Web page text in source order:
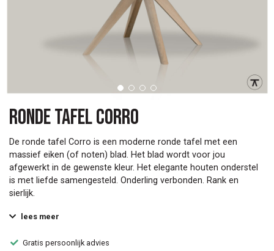
Ronde tafel Corro
De ronde tafel Corro is een moderne ronde tafel met een
massief eiken (of noten) blad. Het blad wordt voor jou
afgewerkt in de gewenste kleur. Het elegante houten onderstel
is met liefde samengesteld. Onderling verbonden. Rank en
sierlijk.
lees meer
Gratis persoonlijk advies